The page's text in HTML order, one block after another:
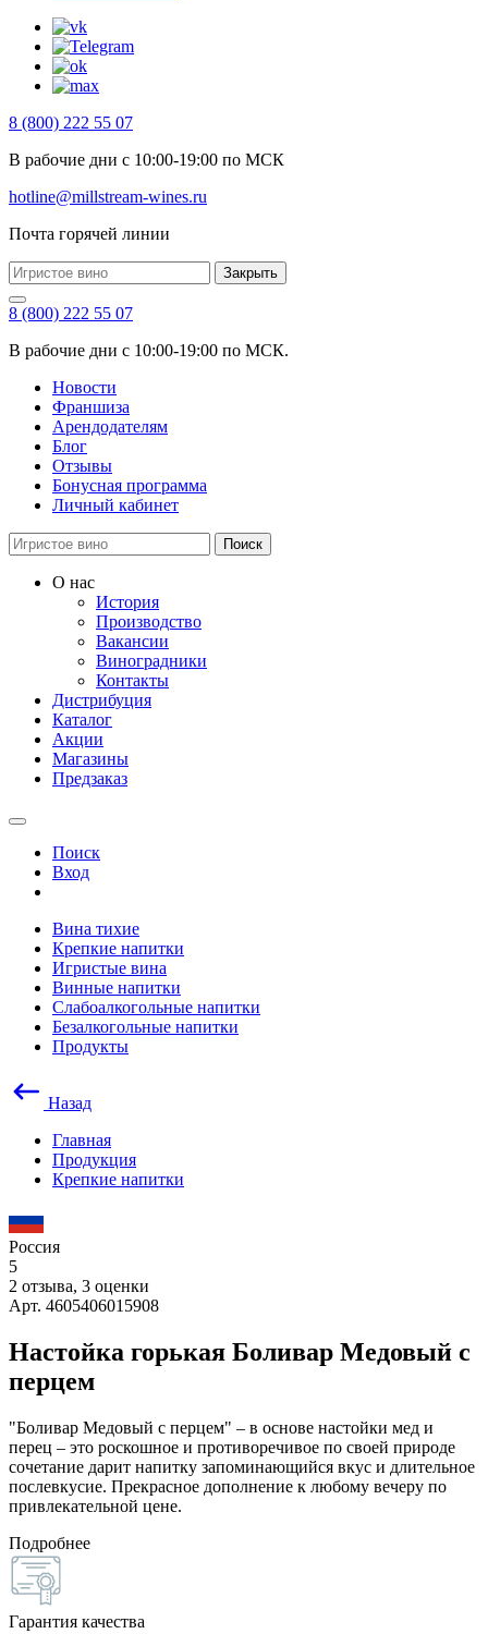
8 (800) 222 55 07
В рабочие дни с 10:00-19:00 по МСК
hotline@millstream-wines.ru
Почта горячей линии
Закрыть
8 (800) 222 55 07
В рабочие дни с 10:00-19:00 по МСК.
Новости
Франшиза
Арендодателям
Блог
Отзывы
Бонусная программа
Личный кабинет
Поиск
О нас
История
Производство
Вакансии
Виноградники
Контакты
Дистрибуция
Каталог
Акции
Магазины
Предзаказ
Поиск
Вход
Вина тихие
Крепкие напитки
Игристые вина
Винные напитки
Слабоалкогольные напитки
Безалкогольные напитки
Продукты
Назад
Главная
Продукция
Крепкие напитки
Россия
5
2 отзыва, 3 оценки
Арт. 4605406015908
Настойка горькая Боливар Медовый с
перцем
"Боливар Медовый с перцем" – в основе настойки мед и
перец – это роскошное и противоречивое по своей природе
сочетание дарит напитку запоминающийся вкус и длительное
послевкусие. Прекрасное дополнение к любому вечеру по
привлекательной цене.
Подробнее
Гарантия качества